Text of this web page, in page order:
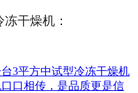
干燥机：
3平方中试型冷冻干燥机
口相传，是品质更是信